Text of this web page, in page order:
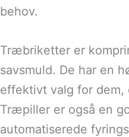
behov.
Træbriketter er
savsmuld. De har en
effektivt valg for dem,
Træpiller er også en
automatiserede